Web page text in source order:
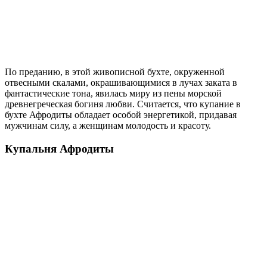
По преданию, в этой живописной бухте, окруженной
отвесными скалами, окрашивающимися в лучах заката в
фантастические тона, явилась миру из пены морской
древнегреческая богиня любви. Считается, что купание в
бухте Афродиты обладает особой энергетикой, придавая
мужчинам силу, а женщинам молодость и красоту.
Купальня Афродиты